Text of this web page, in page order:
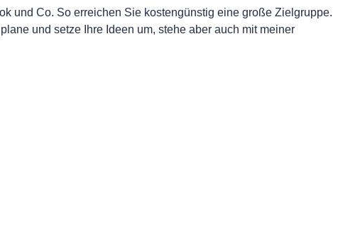
und Co. So erreichen Sie kostengünstig eine große Zielgruppe.
und setze Ihre Ideen um, stehe aber auch mit meiner